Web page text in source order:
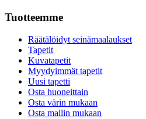
Tuotteemme
Räätälöidyt seinämaalaukset
Tapetit
Kuvatapetit
Myydyimmät tapetit
Uusi tapetti
Osta huoneittain
Osta värin mukaan
Osta mallin mukaan